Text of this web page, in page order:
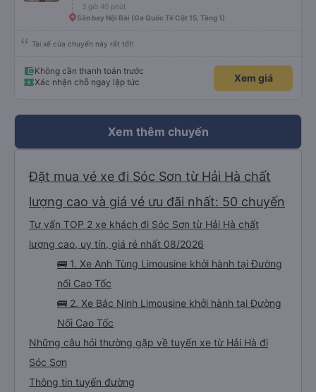
3 giờ 40 phút
Sân bay Nội Bài (Ga Quốc Tế Cột 15, Tầng 1)
Tài xế của chuyến này rất tốt!
Không cần thanh toán trước
Xác nhận chỗ ngay lập tức
Xem giá
Xem thêm chuyến
Đặt mua vé xe đi Sóc Sơn từ Hải Hà chất
lượng cao và giá vé ưu đãi nhất: 50 chuyến
Tư vấn TOP 2 xe khách đi Sóc Sơn từ Hải Hà chất
lượng cao, uy tín, giá rẻ nhất 08/2026
🚌 1. Xe Anh Tùng Limousine khởi hành tại Đường
nối Cao Tốc
🚌 2. Xe Bắc Ninh Limousine khởi hành tại Đường
Nối Cao Tốc
Những câu hỏi thường gặp về tuyến xe từ Hải Hà đi
Sóc Sơn
Thông tin tuyến đường